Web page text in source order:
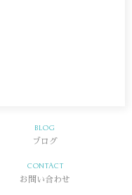
BLOG
ブログ
CONTACT
お問い合わせ